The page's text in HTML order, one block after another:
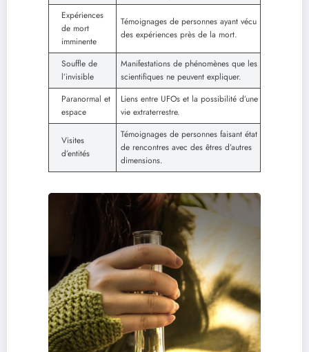
Expériences
de mort
imminente
Témoignages de personnes ayant vécu
des expériences près de la mort.
Souffle de
l’invisible
Manifestations de phénomènes que les
scientifiques ne peuvent expliquer.
Paranormal et
espace
Liens entre UFOs et la possibilité d’une
vie extraterrestre.
Visites
d’entités
Témoignages de personnes faisant état
de rencontres avec des êtres d’autres
dimensions.